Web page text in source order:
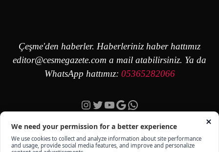
Çeşme'den haberler. Haberleriniz haber hattımız
editor@cesmegazete.com a mail atabilirsiniz. Ya da
WhatsApp hattımız: 05365282066
Instagram
Twitter
YouTube
Google
https://wa.me/